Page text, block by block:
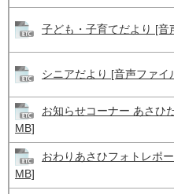
子ども・子育てだより [音
シニアだより [音声ファイ
お知らせコーナー あさひ
MB]
おわりあさひフォトレポ
MB]